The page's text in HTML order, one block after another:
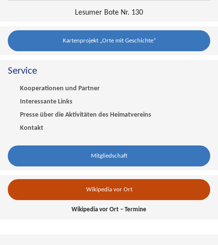
Lesumer Bote Nr. 130
Kartenprojekt „Orte mit Geschichte“
Service
Kooperationen und Partner
Interessante Links
Presse über die Aktivitäten des Heimatvereins
Kontakt
Mitgliedschaft
Wikipedia vor Ort
Wikipedia vor Ort – Termine